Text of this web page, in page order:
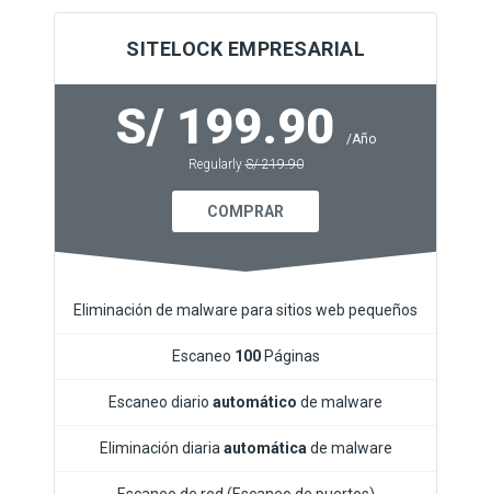
SITELOCK EMPRESARIAL
S/ 199.90
/Año
RegularlyS/ 219.90
COMPRAR
Eliminación de malware para sitios web pequeños
Escaneo 100Páginas
Escaneo diario automático de malware
Eliminación diaria automática de malware